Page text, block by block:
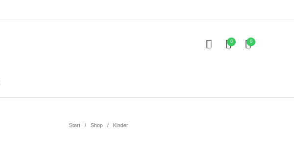
0 0
Start / Shop / Kinder